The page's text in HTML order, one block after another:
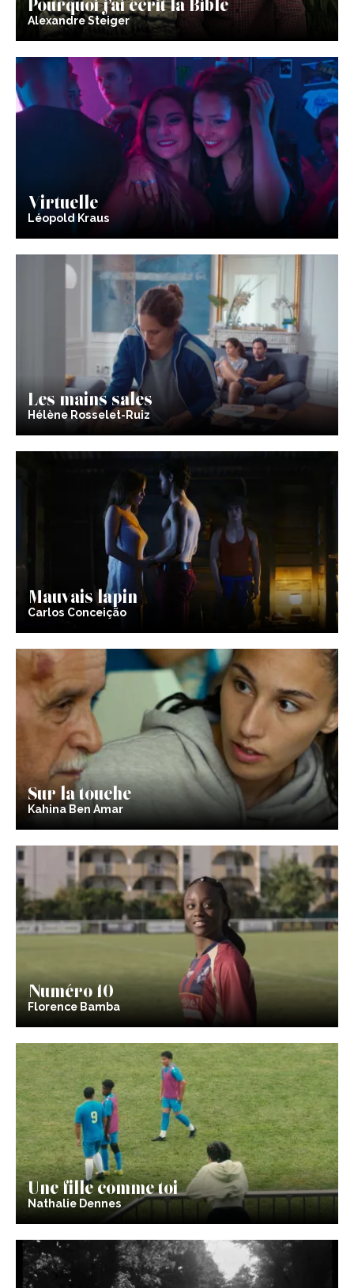
Alexandre Steiger
Virtuelle
Léopold Kraus
Les mains sales
Hélène Rosselet-Ruiz
Mauvais lapin
Carlos Conceição
Sur la touche
Kahina Ben Amar
Numéro 10
Florence Bamba
Une fille comme toi
Nathalie Dennes